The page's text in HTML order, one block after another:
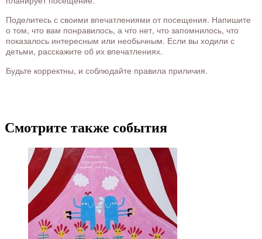
Поделитесь с своими впечатлениями от посещения. Напишите
о том, что вам понравилось, а что нет, что запомнилось, что
показалось интересным или необычным. Если вы ходили с
детьми, расскажите об их впечатлениях.
Будьте корректны, и соблюдайте правила приличия.
Смотрите также события